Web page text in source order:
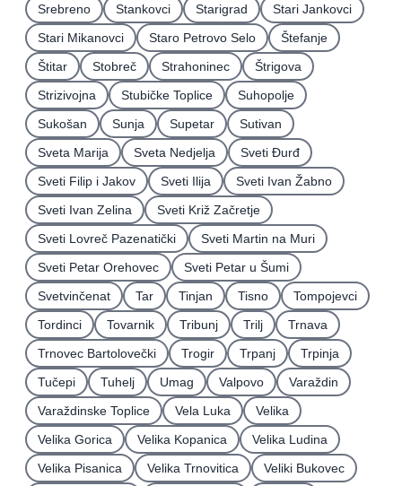
Srebreno
Stankovci Starigrad
Stari Jankovci
Stari Mikanovci
Staro Petrovo Selo
Štefanje
Štitar
Stobreč Strahoninec
Štrigova
Strizivojna
Stubičke Toplice
Suhopolje
Sukošan
Sunja Supetar
Sutivan
Sveta Marija
Sveta Nedjelja
Sveti Ðurđ
Sveti Filip i Jakov
Sveti Ilija
Sveti Ivan Žabno
Sveti Ivan Zelina
Sveti Križ Začretje
Sveti Lovreč Pazenatički
Sveti Martin na Muri
Sveti Petar Orehovec
Sveti Petar u Šumi
Svetvinčenat
Tar Tinjan Tisno
Tompojevci
Tordinci
Tovarnik Tribunj Trilj
Trnava
Trnovec Bartolovečki
Trogir Trpanj
Trpinja
Tučepi
Tuhelj Umag Valpovo
Varaždin
Varaždinske Toplice
Vela Luka
Velika
Velika Gorica
Velika Kopanica
Velika Ludina
Velika Pisanica
Velika Trnovitica
Veliki Bukovec